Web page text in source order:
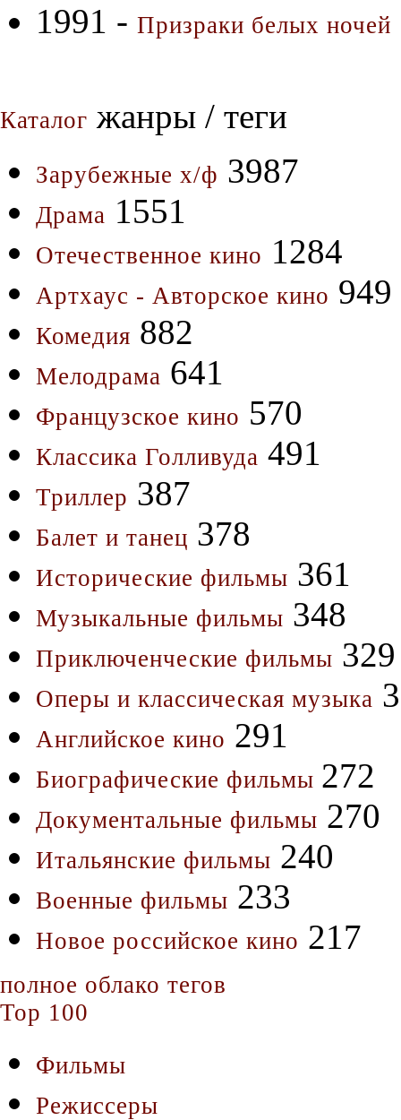
1991 - Призраки белых ночей
Каталог жанры / теги
Зарубежные х/ф 3987
Драма 1551
Отечественное кино 1284
Артхаус - Авторское кино 949
Комедия 882
Мелодрама 641
Французское кино 570
Классика Голливуда 491
Триллер 387
Балет и танец 378
Исторические фильмы 361
Музыкальные фильмы 348
Приключенческие фильмы 329
Оперы и классическая музыка
Английское кино 291
Биографические фильмы 272
Документальные фильмы 270
Итальянские фильмы 240
Военные фильмы 233
Новое российское кино 217
полное облако тегов
Top 100
Фильмы
Режиссеры